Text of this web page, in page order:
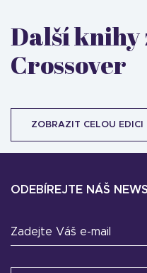
Další knihy
Crossover
ZOBRAZIT CELOU EDICI
ODEBÍREJTE NÁŠ
Zadejte Váš e-mail